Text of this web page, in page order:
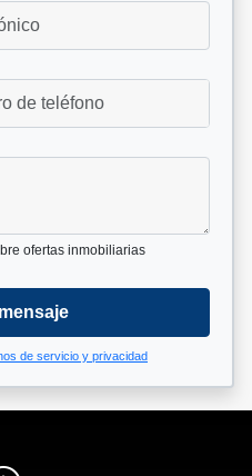
ofertas inmobiliarias
de servicio y privacidad